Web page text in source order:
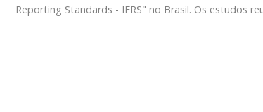
Reporting Standards - IFRS" no Brasil. Os estudos